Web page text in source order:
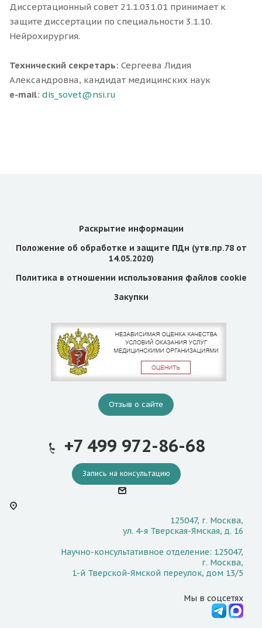
Диссертационный совет 21.1.031.01 принимает к
защите диссертации по специальности 3.1.10.
Нейрохирургия.
Технический секретарь: Сергеева Лидия
Александровна, кандидат медицинских наук
e-mail: dis_sovet@nsi.ru
Раскрытие информации
Положение об обработке и защите ПДн (утв.пр.78 от
14.05.2020)
Политика в отношении использования файлов cookie
Закупки
Отзыв о сайте
+7 499 972-86-68
Запись на консультацию
125047, г. Москва,
ул. 4-я Тверская-Ямская, д. 16
Научно-консультативное отделение: 125047,
г. Москва,
1-й Тверской-Ямской переулок, дом 13/5
Мы в соцсетях